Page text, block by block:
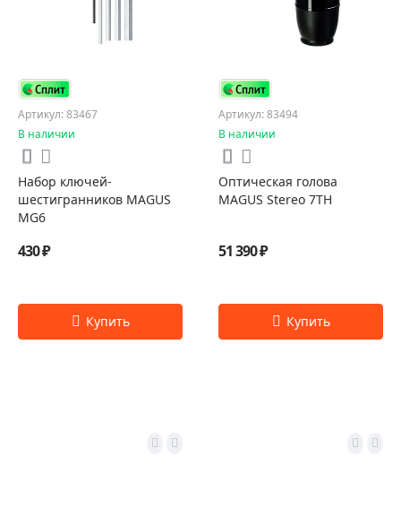
Артикул: 83467
В наличии
Набор ключей-
шестигранников MAGUS
MG6
430 ₽
Артикул: 83494
В наличии
Оптическая голова
MAGUS Stereo 7TH
51 390 ₽